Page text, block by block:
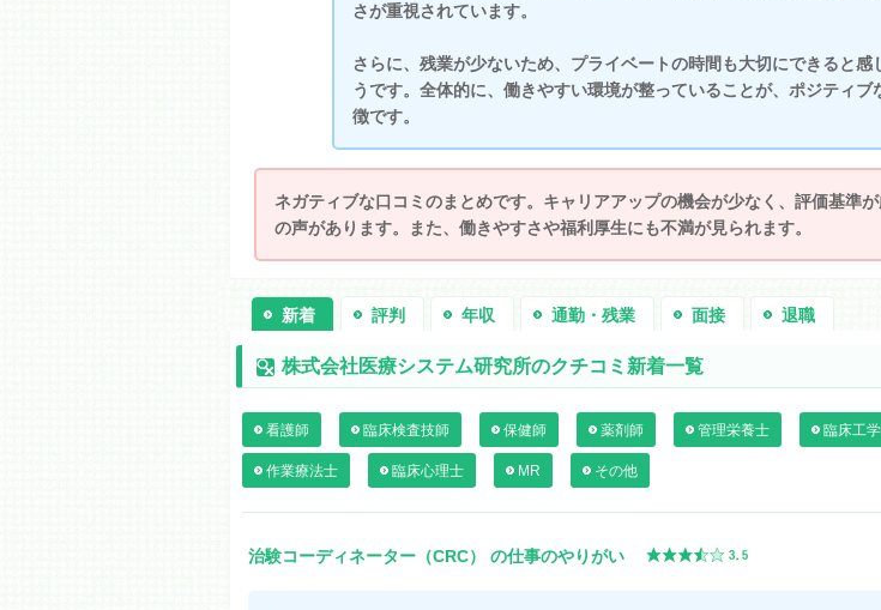
さが重視されています。
さらに、残業が少ないため、プライベートの時間も大切にできると感
うです。全体的に、働きやすい環境が整っていることが、ポジティブ
徴です。
ネガティブな口コミのまとめです。キャリアアップの機会が少なく、評価基準が
の声があります。また、働きやすさや福利厚生にも不満が見られます。
新着 評判 年収 通勤・残業 面接 退職
株式会社医療システム研究所のクチコミ新着一覧
看護師 臨床検査技師 保健師 薬剤師 管理栄養士 臨床工
作業療法士 臨床心理士 MR その他
治験コーディネーター（CRC） の仕事のやりがい